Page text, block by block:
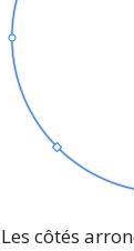
Les côtés